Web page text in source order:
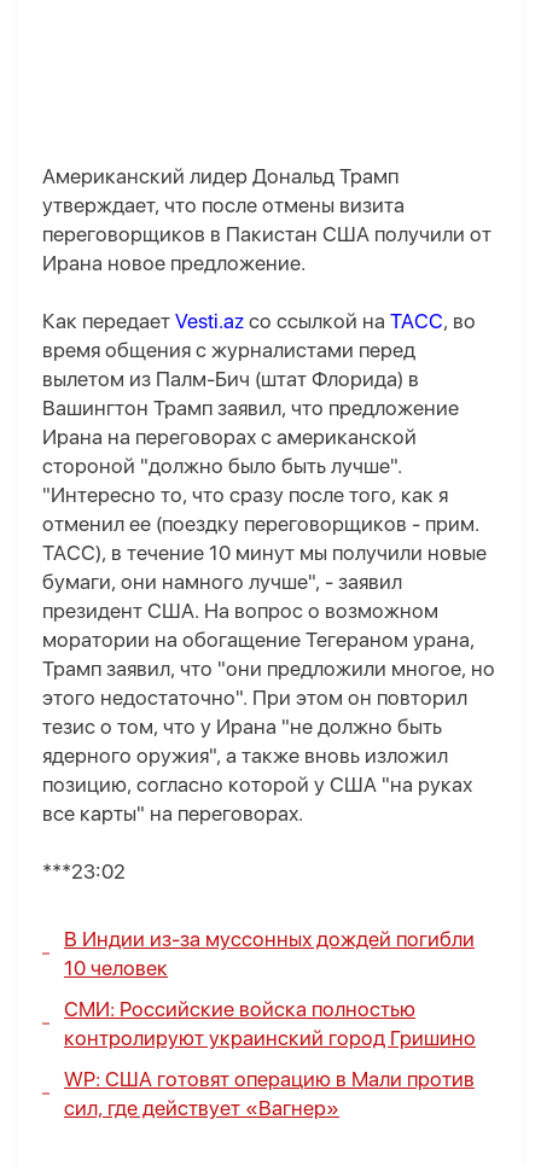
Американский лидер Дональд Трамп
утверждает, что после отмены визита
переговорщиков в Пакистан США получили от
Ирана новое предложение.
Как передает Vesti.az со ссылкой на ТАСС, во
время общения с журналистами перед
вылетом из Палм-Бич (штат Флорида) в
Вашингтон Трамп заявил, что предложение
Ирана на переговорах с американской
стороной "должно было быть лучше".
"Интересно то, что сразу после того, как я
отменил ее (поездку переговорщиков - прим.
ТАСС), в течение 10 минут мы получили новые
бумаги, они намного лучше", - заявил
президент США. На вопрос о возможном
моратории на обогащение Тегераном урана,
Трамп заявил, что "они предложили многое, но
этого недостаточно". При этом он повторил
тезис о том, что у Ирана "не должно быть
ядерного оружия", а также вновь изложил
позицию, согласно которой у США "на руках
все карты" на переговорах.
***23:02
В Индии из-за муссонных дождей погибли
10 человек
СМИ: Российские войска полностью
контролируют украинский город Гришино
WP: США готовят операцию в Мали против
сил, где действует «Вагнер»